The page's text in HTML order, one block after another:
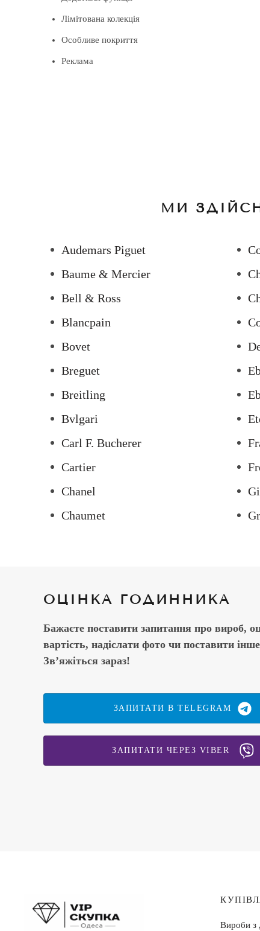
Лімітована колекція
Особливе покриття
Реклама
МИ
Audemars Piguet
Baume & Mercier
Bell & Ross
Blancpain
Bovet
Breguet
Breitling
Bvlgari
Carl F. Bucherer
Cartier
Chanel
Chaumet
ОЦІНКА ГОДИННИКА
Бажаєте поставити запитання про вироб,
вартість, надіслати фото чи поставити
Зв’яжіться зараз!
ЗАПИТАТИ В TELEGRAM
ЗАПИТАТИ ЧЕРЕЗ VIBER
Вироби з